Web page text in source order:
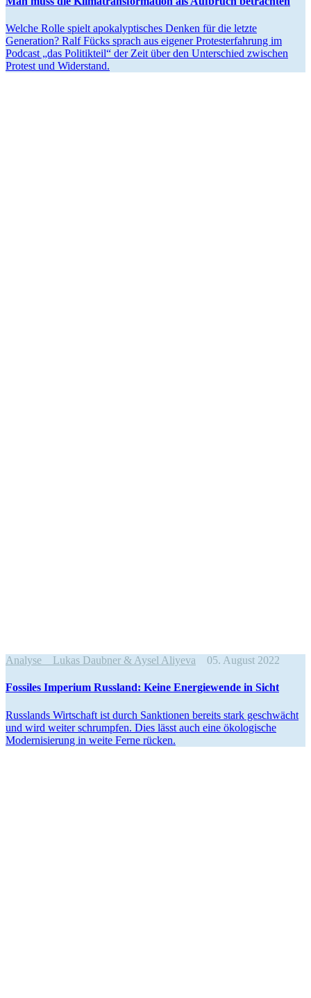
Welche Rolle spielt apoka­lyp­ti­sches Denken für die letzte
Generation? Ralf Fücks sprach aus eigener Protest­erfahrung im
Podcast „das Politikteil“ der Zeit über den Unter­schied zwischen
Protest und Widerstand.
Analyse Lukas Daubner & Aysel Aliyeva 05. August 2022
Fossiles Imperium Russland: Keine Energie­wende in Sicht
Russ­lands Wirt­schaft ist durch Sank­tio­nen bereits stark geschwächt
und wird weiter schrump­fen. Dies lässt auch eine öko­lo­gi­sche
Moder­ni­sie­rung in weite Ferne rücken.